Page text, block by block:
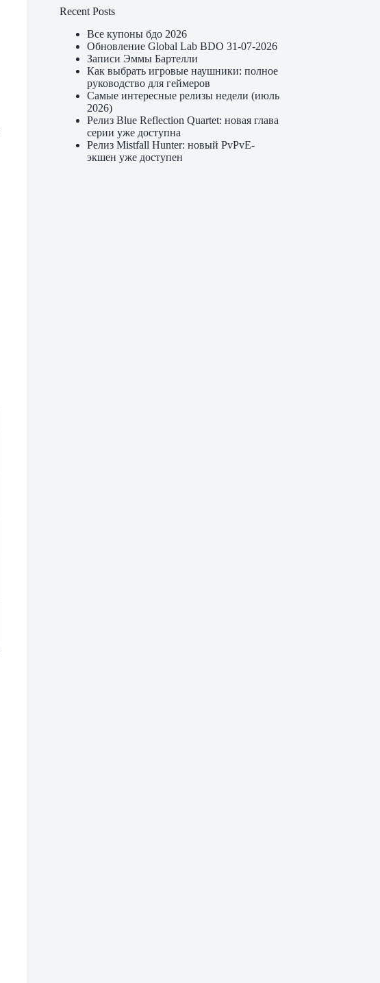
Recent Posts
Все купоны бдо 2026
Обновление Global Lab BDO 31-07-2026
Записи Эммы Бартелли
Как выбрать игровые наушники: полное
руководство для геймеров
Самые интересные релизы недели (июль
2026)
Релиз Blue Reflection Quartet: новая глава
серии уже доступна
Релиз Mistfall Hunter: новый PvPvE-
экшен уже доступен